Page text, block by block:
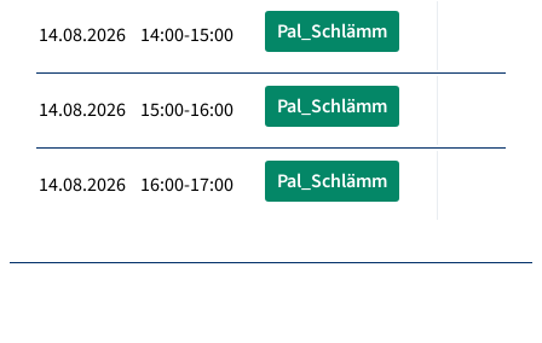
14.08.2026 14:00-15:00 Pal_Schlämm
14.08.2026 15:00-16:00 Pal_Schlämm
14.08.2026 16:00-17:00 Pal_Schlämm